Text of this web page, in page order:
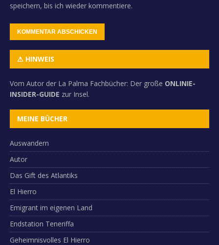
speichern, bis ich wieder kommentiere.
⚠ HINWEIS
Vom Autor der La Palma Fachbücher: Der große ONLINIE-
INSIDER-GUIDE zur Insel.
MEINE BÜCHER
Auswandern
Autor
Das Gift des Atlantiks
El Hierro
Emigrant im eigenen Land
Endstation Teneriffa
Geheimnisvolles El Hierro